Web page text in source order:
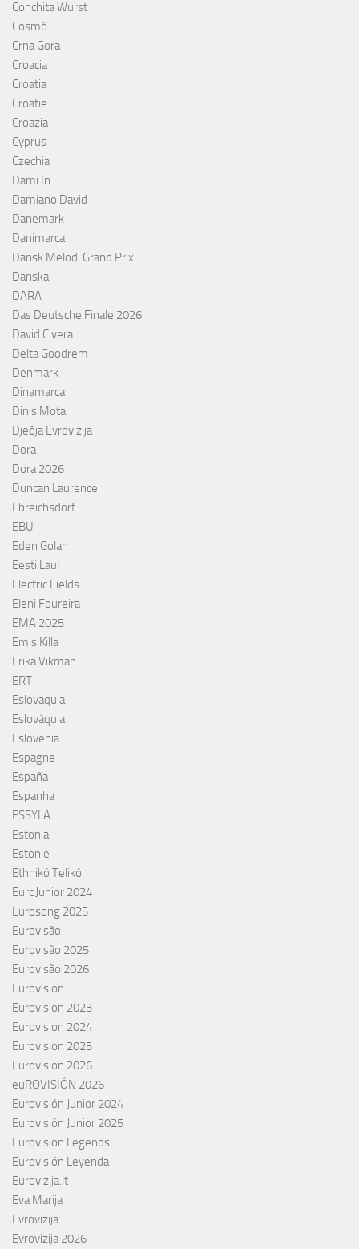
Conchita Wurst
Cosmó
Crna Gora
Croacia
Croatia
Croatie
Croazia
Cyprus
Czechia
Dami In
Damiano David
Danemark
Danimarca
Dansk Melodi Grand Prix
Danska
DARA
Das Deutsche Finale 2026
David Civera
Delta Goodrem
Denmark
Dinamarca
Dinis Mota
Dječja Evrovizija
Dora
Dora 2026
Duncan Laurence
Ebreichsdorf
EBU
Eden Golan
Eesti Laul
Electric Fields
Eleni Foureira
EMA 2025
Emis Killa
Erika Vikman
ERT
Eslovaquia
Eslováquia
Eslovenia
Espagne
España
Espanha
ESSYLA
Estonia
Estonie
Ethnikó Telikó
EuroJunior 2024
Eurosong 2025
Eurovisão
Eurovisão 2025
Eurovisão 2026
Eurovision
Eurovision 2023
Eurovision 2024
Eurovision 2025
Eurovision 2026
euROVISIÓN 2026
Eurovisión Junior 2024
Eurovisión Junior 2025
Eurovision Legends
Eurovisión Leyenda
Eurovizija.lt
Eva Marija
Evrovizija
Evrovizija 2026